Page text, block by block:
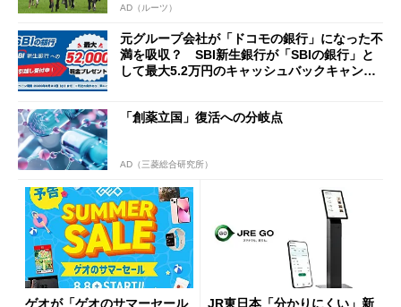
AD（ルーツ）
元グループ会社が「ドコモの銀行」になった不
満を吸収？ SBI新生銀行が「SBIの銀行」と
して最大5.2万円のキャッシュバックキャンペ
「創薬立国」復活への分岐点
AD（三菱総合研究所）
ゲオが「ゲオのサマーセール
JR東日本「分かりにくい」新